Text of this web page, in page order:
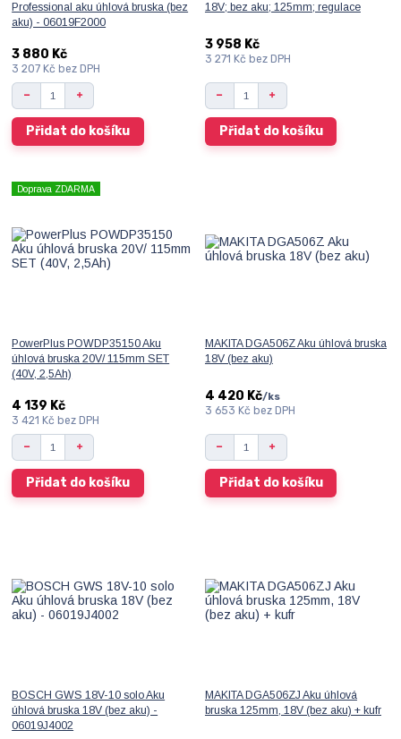
Professional aku úhlová bruska (bez
aku) - 06019F2000
3 880 Kč
3 207 Kčbez DPH
Přidat do košíku
18V; bez aku; 125mm; regulace
3 958 Kč
3 271 Kč bez DPH
Přidat do košíku
Doprava ZDARMA
PowerPlus POWDP35150 Aku
úhlová bruska 20V/ 115mm SET
(40V, 2,5Ah)
4 139 Kč
3 421 Kčbez DPH
Přidat do košíku
MAKITA DGA506Z Aku úhlová bruska
18V (bez aku)
4 420 Kč/ks
3 653 Kč bez DPH
Přidat do košíku
BOSCH GWS 18V-10 solo Aku
úhlová bruska 18V (bez aku) -
06019J4002
MAKITA DGA506ZJ Aku úhlová
bruska 125mm, 18V (bez aku) + kufr